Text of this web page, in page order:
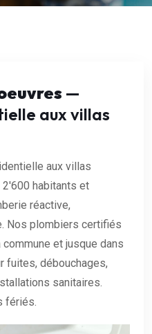
—
aux villas
aux villas
2'600 habitants et
réactive,
Nos plombiers certifiés
et jusque dans
fuites, débouchages,
sanitaires.
fériés.